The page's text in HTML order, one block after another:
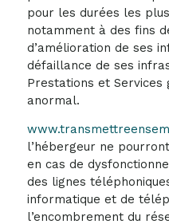
pour les durées les
notamment à des fins
d’amélioration de ses
défaillance de ses
Prestations et
anormal.
l’hébergeur ne
en cas de
des lignes
informatique et de
l’encombrement du